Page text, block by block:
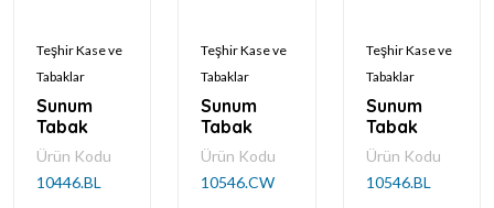
Teşhir Kase ve
Tabaklar
Sunum
Tabak
Ürün Kodu
10446.BL
Teşhir Kase ve
Tabaklar
Sunum
Tabak
Ürün Kodu
10546.CW
Teşhir Kase ve
Tabaklar
Sunum
Tabak
Ürün Kodu
10546.BL